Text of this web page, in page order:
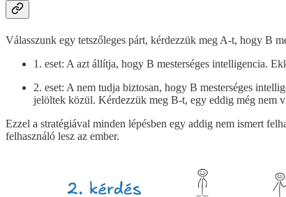
Válasszunk egy tetszőleges párt, kérdezzük meg A-t, hogy B
1. eset: A azt állítja, hogy B mesterséges intelligencia.
2. eset: A nem tudja biztosan, hogy B mesterséges
jelöltek közül. Kérdezzük meg B-t, egy eddig még nem
Ezzel a stratégiával minden lépésben egy addig nem ismert
felhasználó lesz az ember.